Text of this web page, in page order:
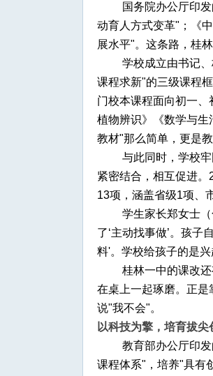
国务院办公厅印
动育人方式变革"；《
展水平"。这条路，桂
学校成立由书记
课程求新"的三级课程
门校本课程面向初一
植物辨识》《数学与
教材"那么简单，更是
与此同时，学校
紧密结合，相互促进
13项，涵盖省级1项、
学生家长郑女士
了‘主动找事做’。孩
料'。学校给孩子的是
桂林一中的课改
在桌上一起琢磨。正
说"我不会"。
以科技为擎，培育拔尖
教育部办公厅印
课程体系"，培养"具有